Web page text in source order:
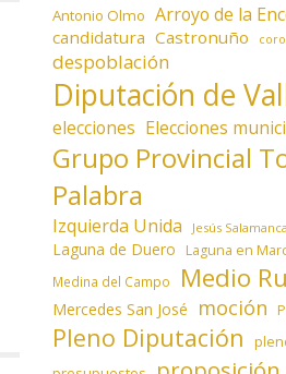
Antonio Olmo Arroyo de la
candidatura Castronuño
despoblación
Diputación de
elecciones Elecciones
Grupo Provincial
Palabra
Izquierda Unida Jesús Salamanca
Laguna de Duero Laguna en
Medina del Campo Medio
Mercedes San José moción
Pleno Diputación